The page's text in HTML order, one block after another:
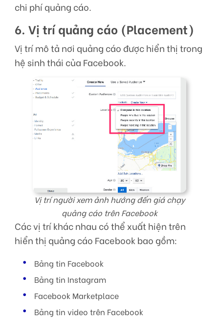
chi phí quảng cáo.
6. Vị trí quảng cáo (Placement)
Vị trí mô tả nơi quảng cáo được hiển thị trong
hệ sinh thái của Facebook.
Vị trí người xem ảnh hướng đến giá chạy
quảng cáo trên Facebook
Các vị trí khác nhau có thể xuất hiện trên
hiển thị quảng cáo Facebook bao gồm:
Bảng tin Facebook
Bảng tin Instagram
Facebook Marketplace
Bảng tin video trên Facebook